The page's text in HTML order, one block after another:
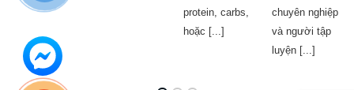
protein, carbs,
hoặc [...]
chuyên nghiệp
và người tập
luyện [...]